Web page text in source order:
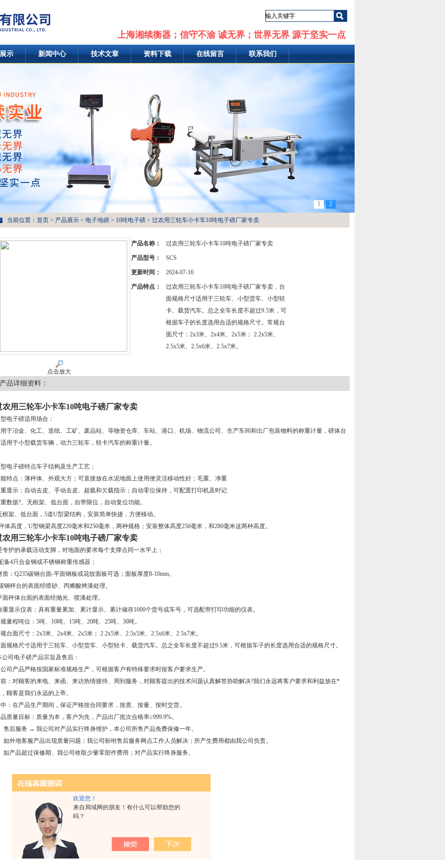
欢迎您！
来自局域网的朋友！有什么可以帮助您的
吗？
上海湘续衡器；信守不渝 诚无界；世界无界 源于坚实一点
示 新闻中心 技术文章 资料下载 在线留言 联系我们
1 2
当前位置： 首页 > 产品展示 > 电子地磅 > 10吨电子磅 > 过农用三轮车小卡车10吨电子磅厂家专卖
点击放大
产品名称： 过农用三轮车小卡车10吨电子磅厂家专卖
产品型号： SCS
更新时间： 2024-07-16
产品特点：
过农用三轮车小卡车10吨电子磅厂家专卖，台
面规格尺寸适用于三轮车、小型货车、小型轻
卡、载货汽车。总之全车长度不超过9.5米，可
根据车子的长度选用合适的规格尺寸。常规台
面尺寸：2x3米、2x4米、2x5米； 2.2x5米、
2.5x5米、2.5x6米、2.5x7米。
产品详细资料：
农用三轮车小卡车10吨电子磅厂家专卖
电子磅适用场合：
于冶金、化工、造纸、工矿、废品站、等物资仓库、车站、港口、机场、物流公司、生产车间和出厂包装物料的称重计量，磅体台
用于小型载货车辆，动力三轮车，轻卡汽车的称重计量。
电子磅特点车子结构及生产工艺：
特点：薄秤体、外观大方；可直接放在水泥地面上使用便灵活移动性好；毛重、净重
显示；自动去皮、手动去皮、超载和欠载指示；自动零位保持，可配置打印机及时记
数据?、无框架、低台面，自带限位，自动复位功能。
框架、低台面，5道U型梁结构，安装简单快捷，方便移动。
体高度，U型钢梁高度220毫米和250毫米，两种规格；安装整体高度250毫米，和280毫米这两种高度。
农用三轮车小卡车10吨电子磅厂家专卖
专护的承载活动支脚，对地面的要求每个支撑点同一水平上；
备4只合金钢或不锈钢称重传感器；
质：Q235碳钢台面-平面钢板或花纹面板可选；面板厚度8-10mm。
钢秤台的表面经喷砂、丙烯酸烤漆处理。
面秤体台面的表面经抛光、喷漆处理。
重显示仪表：具有重量累加、累计显示、累计储存1000个货号或车号，可选配带打印功能的仪表。
量程吨位：5吨、10吨、15吨、20吨、25吨、30吨。
台面尺寸：2x3米、2x4米、2x5米； 2.2x5米、2.5x5米、2.5x6米、2.5x7米。
规格尺寸适用于三轮车、小型货车、小型轻卡、载货汽车。总之全车长度不超过9.5米，可根据车子的长度选用合适的规格尺寸。
公司电子磅产品宗旨及售后：
司产品严格按国家标准规格生产，可根据客户有特殊要求时按客户要求生产。
：对顾客的来电、来函、来访热情接待、周到服务，对顾客提出的技术问题认真解答协助解决?我们永远将客户要求和利益放在*
顾客是我们永远的上帝。
：在产品生产期间，保证严格按合同要求，按质、按量、按时交货。
质量目标：质量为本，客户为先，产品出厂批次合格率≥999.9%。
售后服务 → 我公司对产品实行终身维护，本公司所售产品免费保修一年。
如外地客服产品出现质量问题；我公司吩咐售后服务网点工作人员解决；所产生费用都由我公司负责。
如产品超过保修期、我公司收取少量零部件费用；对产品实行终身服务。